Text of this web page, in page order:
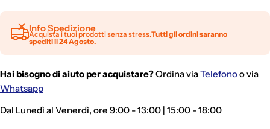
Info Spedizione
Acquista i tuoi prodotti senza stress.Tutti gli ordini saranno
spediti il 24 Agosto.
Hai bisogno di aiuto per acquistare?Ordina viaTelefonoo via
Whatsapp
Dal Lunedì al Venerdì, ore 9:00 - 13:00 | 15:00 - 18:00